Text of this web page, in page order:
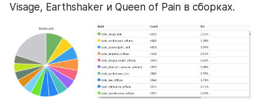
Visage, Earthshaker и Queen of Pain в сборках.